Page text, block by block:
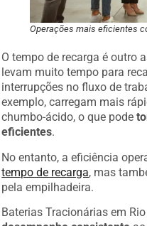
Operações mais eficientes
O tempo de recarga é outro
levam muito tempo para
interrupções no fluxo de
exemplo, carregam mais
chumbo-ácido, o que pode
eficientes.
No entanto, a eficiência
tempo de recarga, mas
pela empilhadeira.
Baterias Tracionárias em